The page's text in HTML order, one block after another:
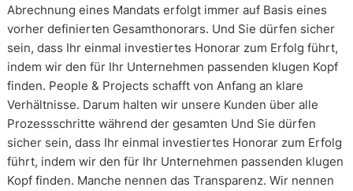
Abrechnung eines Mandats erfolgt immer auf Basis eines
vorher definierten Gesamthonorars. Und Sie dürfen sicher
sein, dass Ihr einmal investiertes Honorar zum Erfolg führt,
indem wir den für Ihr Unternehmen passenden klugen Kopf
finden. People & Projects schafft von Anfang an klare
Verhältnisse. Darum halten wir unsere Kunden über alle
Prozessschritte während der gesamten Und Sie dürfen
sicher sein, dass Ihr einmal investiertes Honorar zum Erfolg
führt, indem wir den für Ihr Unternehmen passenden klugen
Kopf finden. Manche nennen das Transparenz. Wir nennen